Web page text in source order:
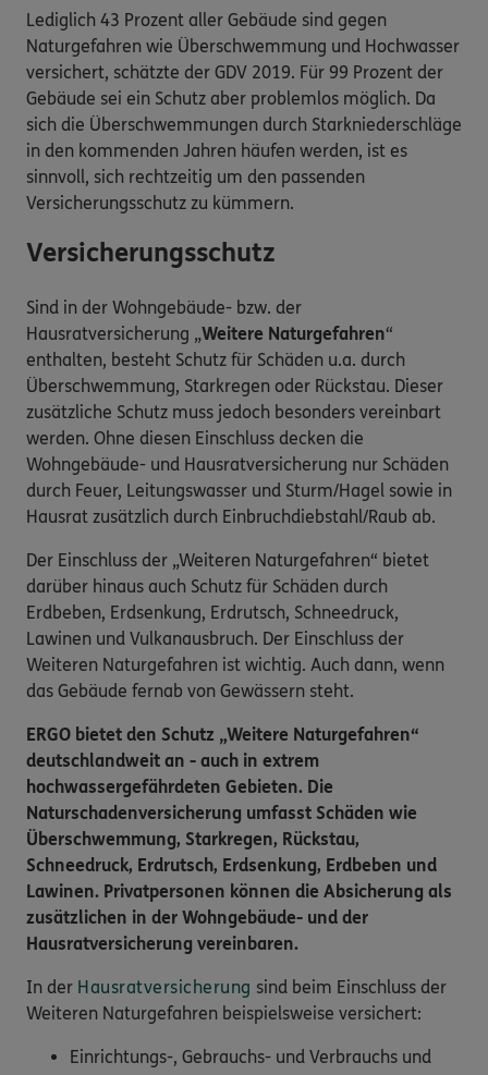
Lediglich 43 Prozent aller Gebäude sind gegen
Naturgefahren wie Überschwemmung und Hochwasser
versichert, schätzte der GDV 2019. Für 99 Prozent der
Gebäude sei ein Schutz aber problemlos möglich. Da
sich die Überschwemmungen durch Starkniederschläge
in den kommenden Jahren häufen werden, ist es
sinnvoll, sich rechtzeitig um den passenden
Versicherungsschutz zu kümmern.
Versicherungsschutz
Sind in der Wohngebäude- bzw. der
Hausratversicherung „Weitere Naturgefahren“
enthalten, besteht Schutz für Schäden u.a. durch
Überschwemmung, Starkregen oder Rückstau. Dieser
zusätzliche Schutz muss jedoch besonders vereinbart
werden. Ohne diesen Einschluss decken die
Wohngebäude- und Hausratversicherung nur Schäden
durch Feuer, Leitungswasser und Sturm/Hagel sowie in
Hausrat zusätzlich durch Einbruchdiebstahl/Raub ab.
Der Einschluss der „Weiteren Naturgefahren“ bietet
darüber hinaus auch Schutz für Schäden durch
Erdbeben, Erdsenkung, Erdrutsch, Schneedruck,
Lawinen und Vulkanausbruch. Der Einschluss der
Weiteren Naturgefahren ist wichtig. Auch dann, wenn
das Gebäude fernab von Gewässern steht.
ERGO bietet den Schutz „Weitere Naturgefahren“
deutschlandweit an - auch in extrem
hochwassergefährdeten Gebieten. Die
Naturschadenversicherung umfasst Schäden wie
Überschwemmung, Starkregen, Rückstau,
Schneedruck, Erdrutsch, Erdsenkung, Erdbeben und
Lawinen. Privatpersonen können die Absicherung als
zusätzlichen in der Wohngebäude- und der
Hausratversicherung vereinbaren.
In der Hausratversicherung sind beim Einschluss der
Weiteren Naturgefahren beispielsweise versichert:
Einrichtungs-, Gebrauchs- und Verbrauchs und